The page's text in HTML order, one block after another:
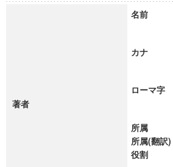
著者
名前
カナ
ローマ字
所属
所属(翻訳)
役割